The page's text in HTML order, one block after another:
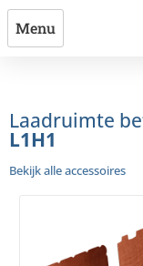
Menu
Laadruimte
L1H1
Bekijk alle accessoires